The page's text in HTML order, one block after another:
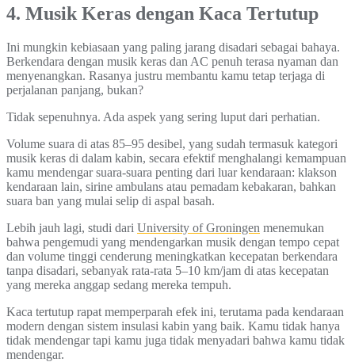
4. Musik Keras dengan Kaca Tertutup
Ini mungkin kebiasaan yang paling jarang disadari sebagai bahaya.
Berkendara dengan musik keras dan AC penuh terasa nyaman dan
menyenangkan. Rasanya justru membantu kamu tetap terjaga di
perjalanan panjang, bukan?
Tidak sepenuhnya. Ada aspek yang sering luput dari perhatian.
Volume suara di atas 85–95 desibel, yang sudah termasuk kategori
musik keras di dalam kabin, secara efektif menghalangi kemampuan
kamu mendengar suara-suara penting dari luar kendaraan: klakson
kendaraan lain, sirine ambulans atau pemadam kebakaran, bahkan
suara ban yang mulai selip di aspal basah.
Lebih jauh lagi, studi dari University of Groningen menemukan
bahwa pengemudi yang mendengarkan musik dengan tempo cepat
dan volume tinggi cenderung meningkatkan kecepatan berkendara
tanpa disadari, sebanyak rata-rata 5–10 km/jam di atas kecepatan
yang mereka anggap sedang mereka tempuh.
Kaca tertutup rapat memperparah efek ini, terutama pada kendaraan
modern dengan sistem insulasi kabin yang baik. Kamu tidak hanya
tidak mendengar tapi kamu juga tidak menyadari bahwa kamu tidak
mendengar.